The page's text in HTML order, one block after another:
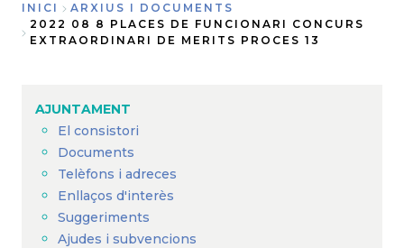
Fil
INICI
ARXIUS I DOCUMENTS
2022 08 8 PLACES DE FUNCIONARI CONCURS
EXTRAORDINARI DE MERITS PROCES 13
AJUNTAMENT
El consistori
Documents
Telèfons i adreces
Enllaços d'interès
Suggeriments
Ajudes i subvencions